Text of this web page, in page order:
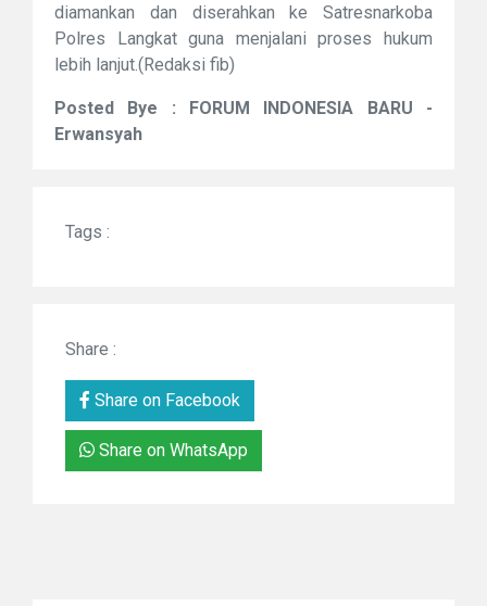
diamankan dan diserahkan ke Satresnarkoba
Polres Langkat guna menjalani proses hukum
lebih lanjut.(Redaksi fib)
Posted Bye : FORUM INDONESIA BARU -
Erwansyah
Tags :
Share :
Share on Facebook
Share on WhatsApp